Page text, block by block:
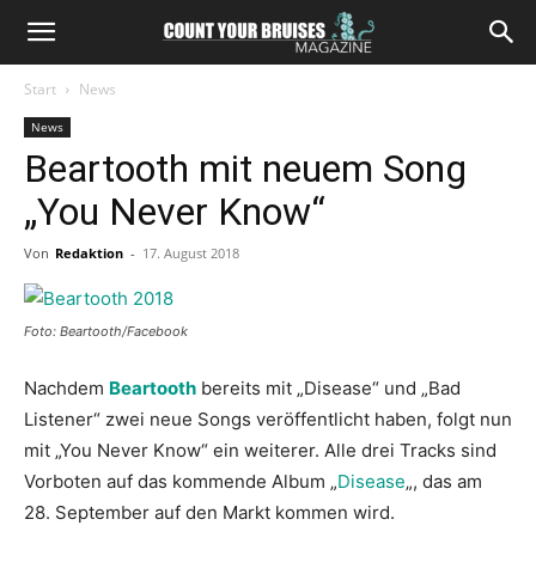
Start News
News
Beartooth mit neuem Song
„You Never Know“
Von Redaktion - 17. August 2018
Foto: Beartooth/Facebook
Nachdem Beartooth bereits mit „Disease“ und „Bad
Listener“ zwei neue Songs veröffentlicht haben, folgt nun
mit „You Never Know“ ein weiterer. Alle drei Tracks sind
Vorboten auf das kommende Album „Disease„, das am
28. September auf den Markt kommen wird.